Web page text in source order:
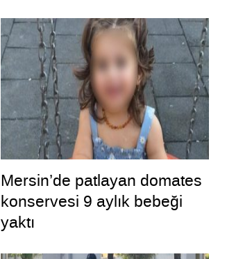
Mersin’de patlayan domates
konservesi 9 aylık bebeği
yaktı